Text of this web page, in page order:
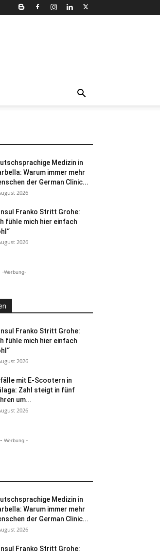
Medizin in
Warum immer mehr
der German Clinic...
2026
Franko Stritt Grohe:
fühle mich hier einfach
2026
-Werbung-
Franko Stritt Grohe:
fühle mich hier einfach
2026
mit E-Scootern in
Zahl steigt in fünf
um...
2026
- Werbung -
Medizin in
Warum immer mehr
der German Clinic...
2026
Franko Stritt Grohe: